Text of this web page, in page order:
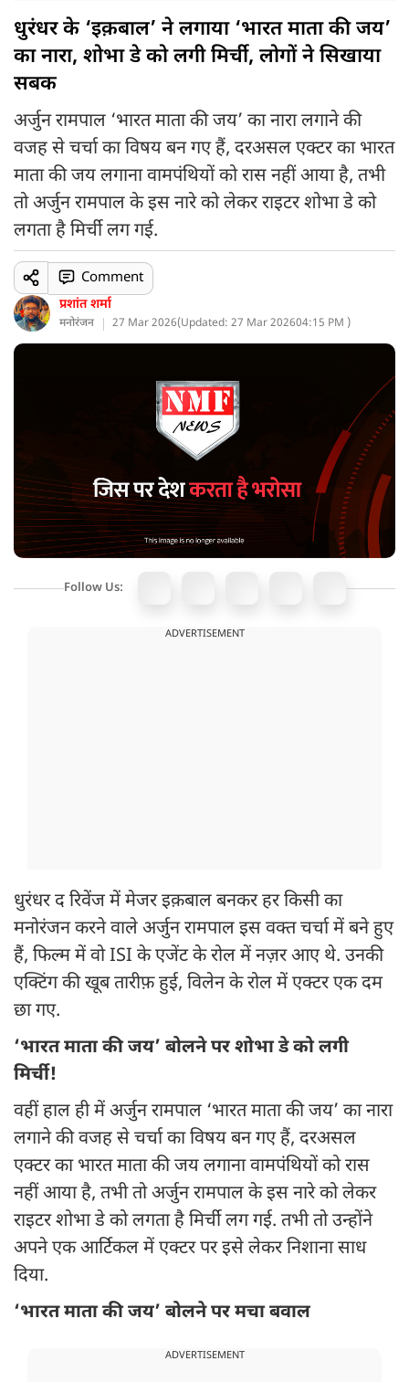
धुरंधर के ‘इक़बाल’ ने लगाया ‘भारत माता की जय’
का नारा, शोभा डे को लगी मिर्ची, लोगों ने सिखाया
सबक
अर्जुन रामपाल ‘भारत माता की जय’ का नारा लगाने की
वजह से चर्चा का विषय बन गए हैं, दरअसल एक्टर का भारत
माता की जय लगाना वामपंथियों को रास नहीं आया है, तभी
तो अर्जुन रामपाल के इस नारे को लेकर राइटर शोभा डे को
लगता है मिर्ची लग गई.
प्रशांत शर्मा
मनोरंजन 27 Mar 2026(Updated: 27 Mar 202604:15 PM )
Comment
Follow Us:
ADVERTISEMENT
धुरंधर द रिवेंज में मेजर इक़बाल बनकर हर किसी का
मनोरंजन करने वाले अर्जुन रामपाल इस वक्त चर्चा में बने हुए
हैं, फिल्म में वो ISI के एजेंट के रोल में नज़र आए थे. उनकी
एक्टिंग की खूब तारीफ़ हुई, विलेन के रोल में एक्टर एक दम
छा गए.
‘भारत माता की जय’ बोलने पर शोभा डे को लगी
मिर्ची!
वहीं हाल ही में अर्जुन रामपाल ‘भारत माता की जय’ का नारा
लगाने की वजह से चर्चा का विषय बन गए हैं, दरअसल
एक्टर का भारत माता की जय लगाना वामपंथियों को रास
नहीं आया है, तभी तो अर्जुन रामपाल के इस नारे को लेकर
राइटर शोभा डे को लगता है मिर्ची लग गई. तभी तो उन्होंने
अपने एक आर्टिकल में एक्टर पर इसे लेकर निशाना साध
दिया.
‘भारत माता की जय’ बोलने पर मचा बवाल
ADVERTISEMENT